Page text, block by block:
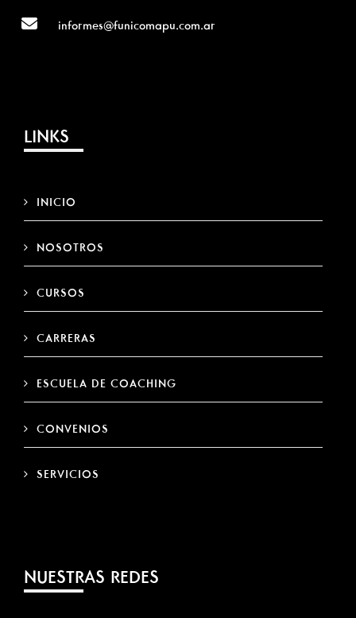
informes@funicomapu.com.ar
LINKS
INICIO
NOSOTROS
CURSOS
CARRERAS
ESCUELA DE COACHING
CONVENIOS
SERVICIOS
NUESTRAS REDES